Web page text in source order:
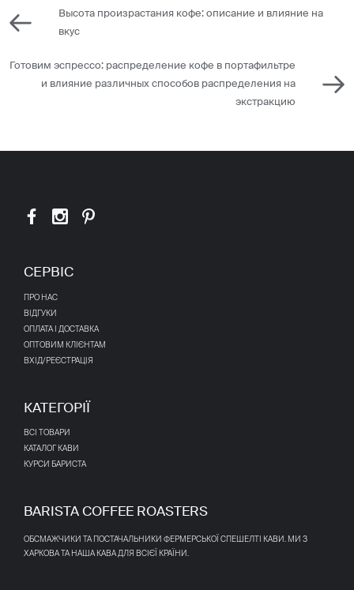
Высота произрастания кофе: описание и влияние на
вкус
Готовим эспрессо: распределение кофе в портафильтре
и влияние различных способов распределения на
экстракцию
СЕРВІС
ПРО НАС
ВІДГУКИ
ОПЛАТА І ДОСТАВКА
ОПТОВИМ КЛІЄНТАМ
ВХІД/РЕЄСТРАЦІЯ
КАТЕГОРІЇ
ВСІ ТОВАРИ
КАТАЛОГ КАВИ
КУРСИ БАРИСТА
BARISTA COFFEE ROASTERS
ОБСМАЖЧИКИ ТА ПОСТАЧАЛЬНИКИ ФЕРМЕРСЬКОЇ СПЕШЕЛТІ КАВИ. МИ З
ХАРКОВА ТА НАША КАВА ДЛЯ ВСІЄЇ КРАЇНИ.